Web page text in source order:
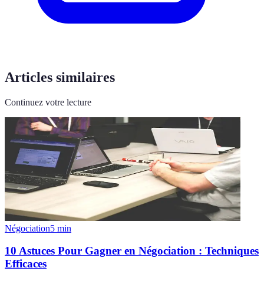
Articles similaires
Continuez votre lecture
Négociation5 min
10 Astuces Pour Gagner en Négociation : Techniques
Efficaces